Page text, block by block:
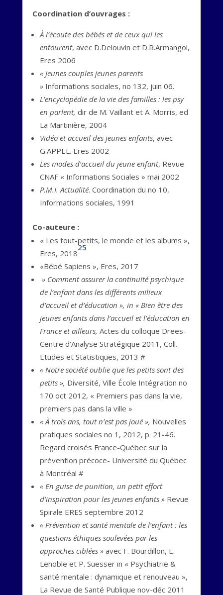
Coordination d’ouvrages :
À l’écoute des bébés et de ceux qui les
entourent, avec D.Delouvin et D.R.Armangol,
Eres 2006
« Jeunes couples jeunes parents
»Informations sociales, no 132, juin 06.
L’encyclopédie de la vie des familles : les psy
en parlent, dir de M. Vaillant et A. Morris, ed
La Martinière, 2004
Vidéo et accueil des jeunes enfants, avec
G.APPEL. Eres 2002
Les modes d’accueil du jeune enfant, Revue
CNAF « Informations Sociales » mai 2002
P.M.I. Actualité. Coordination du no 10,
Informations sociales, 1991
Co-auteure :
« Les tout-petits, le monde et les albums »,
Eres, 2018
25
«Bébé Sapiens », Eres, 2017
» Comment assurer la continuité psychique
de l’enfant dans les différents milieux
d’accueil et d’éducation », in « Bien être des
jeunes enfants dans l’accueil et l’éducation en
France et ailleurs, Actes du colloque Drees-
Centre d’Analyse Stratégique 2011, Coll.
Etudes et Statistiques, 2013 #
« Notre société oublie que les petits sont des
petits », Diversité, Ville École Intégration no
170 oct 2012, « Premiers pas dans la vie,
premiers pas dans la ville »
« À trois ans, tout n’est pas joué », Nouvelles
pratiques sociales no 1, 2012, p. 21-46.
Regard croisés France-Québec sur la
prévention précoce- Université du Québec
à Montréal #
« En guise de punition, un petit effort
d’inspiration pour les jeunes enfants »Revue
Spirale ERES septembre 2012
« Prévention et santé mentale de l’enfant : les
questions éthiques soulevées par les
approches ciblées »avec F. Bourdillon, E.
Lenoble et P. Suesser in « Psychiatrie &
santé mentale : dynamique et renouveau »,
La Revue de Santé Publique nov-déc 2011